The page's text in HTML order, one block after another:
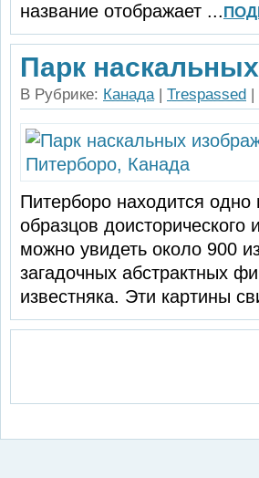
название отображает ...
Парк
В Рубрике: Канада| Trespassed |
Питерборо находится
образцов доисторического
можно увидеть около 900
загадочных абстрактных
известняка. Эти картины